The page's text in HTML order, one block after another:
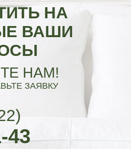
НА
ВАШИ
НАМ!
ЗАЯВКУ
43